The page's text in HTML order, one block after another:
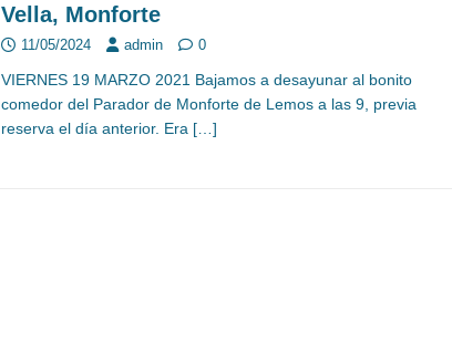
Vella, Monforte
11/05/2024 admin 0
VIERNES 19 MARZO 2021 Bajamos a desayunar al bonito
comedor del Parador de Monforte de Lemos a las 9, previa
reserva el día anterior. Era […]